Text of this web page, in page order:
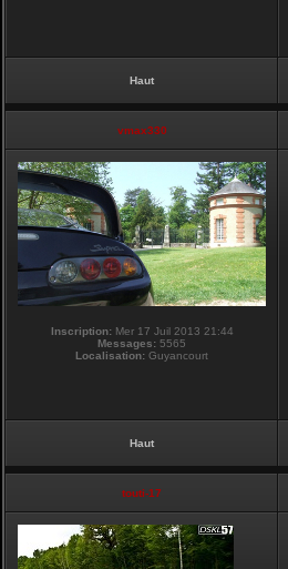
Haut
vmax330
Inscription:Mer 17 Juil 2013 21:44
Messages: 5565
Localisation: Guyancourt
Haut
touti-17